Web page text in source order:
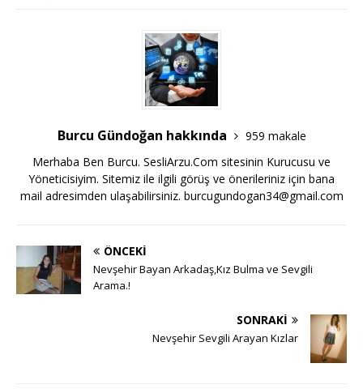
Burcu Gündoğan hakkında
959 makale
Merhaba Ben Burcu. SesliArzu.Com sitesinin Kurucusu ve
Yöneticisiyim. Sitemiz ile ilgili görüş ve önerileriniz için bana
mail adresimden ulaşabilirsiniz. burcugundogan34@gmail.com
ÖNCEKI
Nevşehir Bayan Arkadaş,Kız Bulma ve Sevgili
Arama.!
SONRAKI
Nevşehir Sevgili Arayan Kızlar